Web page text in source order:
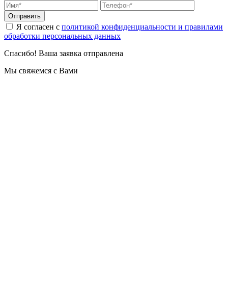
Отправить
Я согласен с политикой конфиденциальности и правилами
обработки персональных данных
Спасибо! Ваша заявка отправлена
Мы свяжемся с Вами